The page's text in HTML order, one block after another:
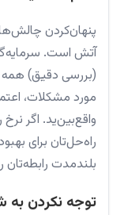
پنهان‌کردن
(بررسی دقیق)
مورد مشکلات،
واقع‌بین‌ید. اگر نرخ
راه‌حل‌تان برای
بلند‌مدت رابطه‌تان
توجه نکردن به